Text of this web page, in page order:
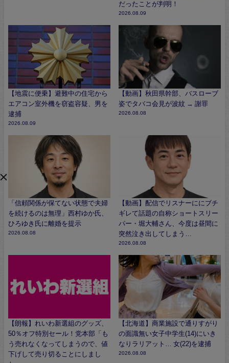
だったことが判明！
2026.08.09
【地震に便乗】避難中の住宅から
エアコン室外機を窃盗容疑、男を
逮捕
2026.08.09
【動画】秋田県幹部、バスローブ
姿でタバコ会見が波紋 → 謝罪
2026.08.08
「信頼関係が保てない状態で夫婦
を続けるのは無理」西村ゆか氏、
ひろゆき氏に離婚を提示
2026.08.08
【動画】配信でリスナーににブチ
ギレて話題の自称ショートスリー
パー・堀大輔さん、今度は昼間に
突然泣き出してしまう…
2026.08.08
【朗報】れいわ新選組のグッズ、
50％オフ特別セール！党本部「も
う売れなくなってしまうので、値
下げして売り切ることにしまし
【北海道】商業施設で通りすがり
の面識無い女子中学生(14)にいき
なりラリアット… 女(22)を逮捕
2026.08.08